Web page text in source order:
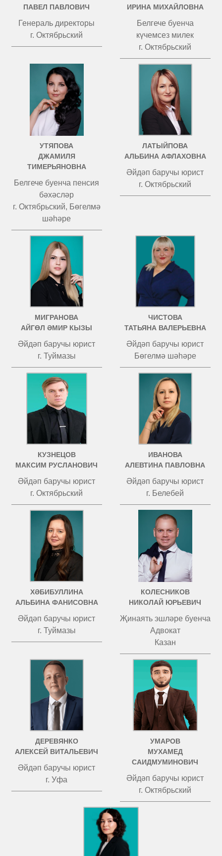
ПАВЕЛ ПАВЛОВИЧ
Генераль директоры
г. Октябрьский
ИРИНА МИХАЙЛОВНА
Белгече буенча
күчемсез милек
г. Октябрьский
УТЯПОВА
ДЖАМИЛЯ
ТИМЕРЬЯНОВНА
Белгече буенча пенсия
бәхәсләр
г. Октябрьский, Бөгелмә
шәһәре
ЛАТЫЙПОВА
АЛЬБИНА АФЛАХОВНА
Әйдәп баручы юрист
г. Октябрьский
МИГРАНОВА
АЙГӨЛ ӘМИР КЫЗЫ
Әйдәп баручы юрист
г. Туймазы
ЧИСТОВА
ТАТЬЯНА ВАЛЕРЬЕВНА
Әйдәп баручы юрист
Бөгелмә шәһәре
КУЗНЕЦОВ
МАКСИМ РУСЛАНОВИЧ
Әйдәп баручы юрист
г. Октябрьский
ИВАНОВА
АЛЕВТИНА ПАВЛОВНА
Әйдәп баручы юрист
г. Белебей
ХӘБИБУЛЛИНА
АЛЬБИНА ФАНИСОВНА
Әйдәп баручы юрист
г. Туймазы
КОЛЕСНИКОВ
НИКОЛАЙ ЮРЬЕВИЧ
Җинаять эшләре буенча
Адвокат
Казан
ДЕРЕВЯНКО
АЛЕКСЕЙ ВИТАЛЬЕВИЧ
Әйдәп баручы юрист
г. Уфа
УМАРОВ
МУХАМЕД
САИДМУМИНОВИЧ
Әйдәп баручы юрист
г. Октябрьский